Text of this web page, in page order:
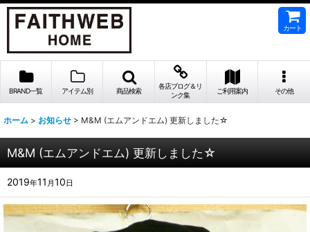
カート
BRAND一覧 アイテム別 商品検索
各店ブログ＆リ
ンク集
ご利用案内 その他
ホーム > お知らせ > M&M (エムアンドエム) 更新しました☆
M&M (エムアンドエム) 更新しました☆
2019年11 月10日